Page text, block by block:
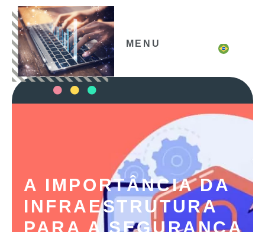
MENU
A IMPORTÂNCIA DA
INFRAESTRUTURA
PARA A SEGURANÇA